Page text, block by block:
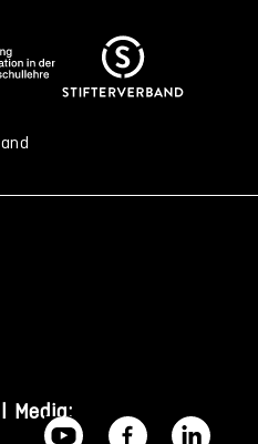
Media: